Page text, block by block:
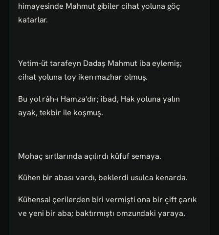
himayesinde Mahmut gibiler cihat yoluna göç
katarlar.
Yetim-üt tarafeyn Dadaş Mahmut iba eylemiş;
cihat yoluna toy iken mazhar olmuş.
Bu yol râh-ı Hamza'dır; ibad, Hak yoluna yalın
ayak, tekbir ile koşmuş.
Mohaç sırtlarında açılırdı küfuf semaya.
Kühen bir abası vardı, beklerdi usulca kenarda.
Kühensal çerilerden biri vermişti ona bir çift çarık
ve yeni bir aba; baktırmıştı omzundaki yaraya.